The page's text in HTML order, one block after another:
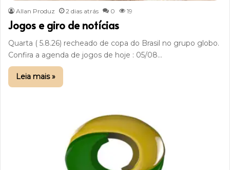
Allan Produz 2 dias atrás 0 19
Jogos e giro de notícias
Quarta ( 5.8.26) recheado de copa do Brasil no grupo globo.
Confira a agenda de jogos de hoje : 05/08…
Leia mais »